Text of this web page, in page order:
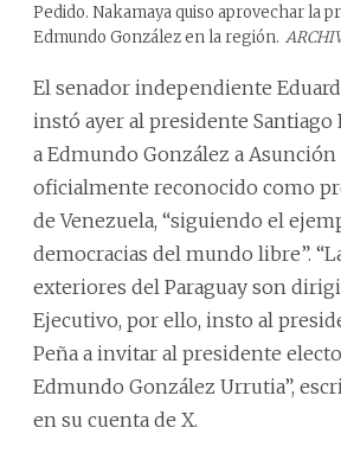
Pedido. Nakamaya quiso aprovechar la
Edmundo González en la región.
El senador independiente
instó ayer al presidente Santiago
a Edmundo González a Asunción
oficialmente reconocido como
de Venezuela, “siguiendo el
democracias del mundo libre”.
exteriores del Paraguay son
Ejecutivo, por ello, insto al
Peña a invitar al presidente
Edmundo González Urrutia”,
en su cuenta de X.